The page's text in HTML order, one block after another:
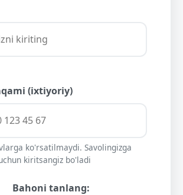
(ixtiyoriy)
ko'rsatilmaydi. Savolingizga
kiritsangiz bo'ladi
Bahoni tanlang: